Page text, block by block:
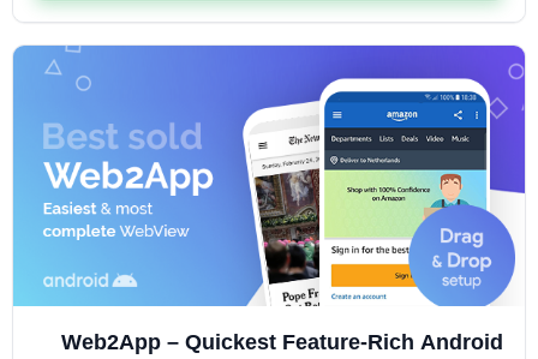
Web2App – Quickest Feature-Rich Android